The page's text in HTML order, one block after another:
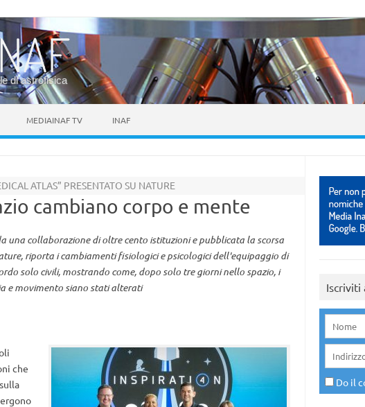
di astrofisica
MEDIAINAF TV INAF
ATLAS” PRESENTATO SU NATURE
cambiano corpo e mente
una collaborazione di oltre cento istituzioni e pubblicata la scorsa
riporta i cambiamenti fisiologici e psicologici dell'equipaggio di
solo civili, mostrando come, dopo solo tre giorni nello spazio, i
e movimento siano stati alterati
che
Iscriviti
Do il